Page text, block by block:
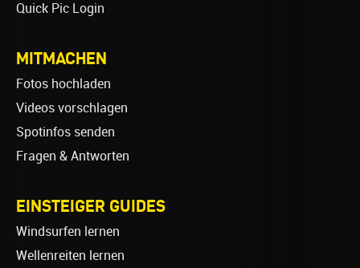
Quick Pic Login
MITMACHEN
Fotos hochladen
Videos vorschlagen
Spotinfos senden
Fragen & Antworten
EINSTEIGER GUIDES
Windsurfen lernen
Wellenreiten lernen